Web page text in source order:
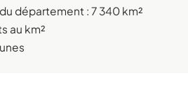
département : 7 340 km²
au km²